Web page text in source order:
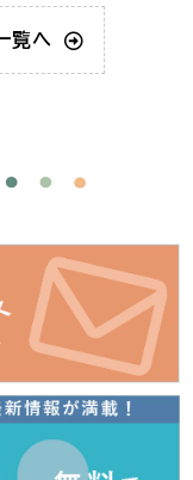
覧へ